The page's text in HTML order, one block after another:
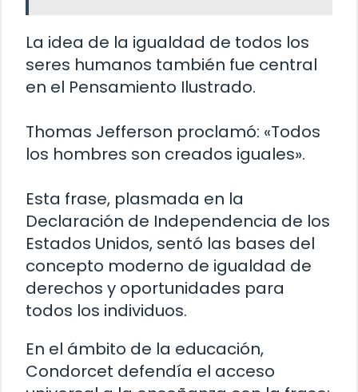
La idea de la igualdad de todos los
seres humanos también fue central
en el Pensamiento Ilustrado.
Thomas Jefferson proclamó: «Todos
los hombres son creados iguales».
Esta frase, plasmada en la
Declaración de Independencia de los
Estados Unidos, sentó las bases del
concepto moderno de igualdad de
derechos y oportunidades para
todos los individuos.
En el ámbito de la educación,
Condorcet defendía el acceso